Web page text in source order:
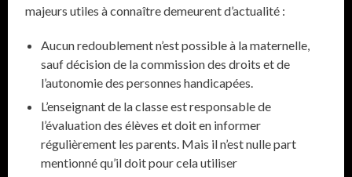
majeurs utiles à connaître demeurent d’actualité :
Aucun redoublement n’est possible à la maternelle,
sauf décision de la commission des droits et de
l’autonomie des personnes handicapées.
L’enseignant de la classe est responsable de
l’évaluation des élèves et doit en informer
régulièrement les parents. Mais il n’est nulle part
mentionné qu’il doit pour cela utiliser